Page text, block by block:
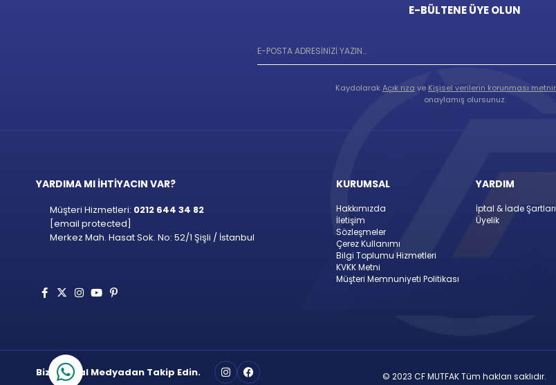
E-BÜLTENE ÜYE OLUN
KaydolarakAçık rıza ve Kişisel verilerin korunması
onaylamış olursunuz.
YARDIMA MI İHTİYACIN VAR?
Müşteri Hizmetleri: 0212 644 34 82
[email protected]
Merkez Mah. Hasat Sok. No: 52/1 Şişli / İstanbul
KURUMSAL
Hakkımızda
İletişim
Sözleşmeler
Çerez Kullanımı
Bilgi Toplumu Hizmetleri
KVKK Metni
Müşteri Memnuniyeti Politikası
YARDIM
İptal & İade Şartları
Üyelik
Bizi Sosyal Medyadan Takip Edin. © 2023 CF MUTFAK Tüm hakları saklıdır.